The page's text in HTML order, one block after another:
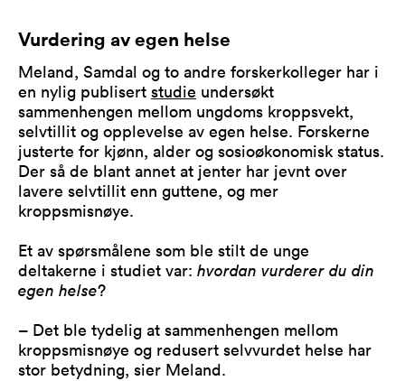
Vurdering av egen helse
Meland, Samdal og to andre forskerkolleger har i
en nylig publisert studie undersøkt
sammenhengen mellom ungdoms kroppsvekt,
selvtillit og opplevelse av egen helse. Forskerne
justerte for kjønn, alder og sosioøkonomisk status.
Der så de blant annet at jenter har jevnt over
lavere selvtillit enn guttene, og mer
kroppsmisnøye.
Et av spørsmålene som ble stilt de unge
deltakerne i studiet var: hvordan vurderer du din
egen helse?
– Det ble tydelig at sammenhengen mellom
kroppsmisnøye og redusert selvvurdet helse har
stor betydning, sier Meland.